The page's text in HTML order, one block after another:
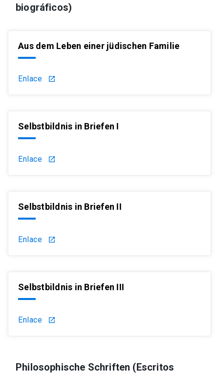
biográficos)
Aus dem Leben einer jüdischen Familie
Enlace launch
Selbstbildnis in Briefen I
Enlace launch
Selbstbildnis in Briefen II
Enlace launch
Selbstbildnis in Briefen III
Enlace launch
Philosophische Schriften (Escritos